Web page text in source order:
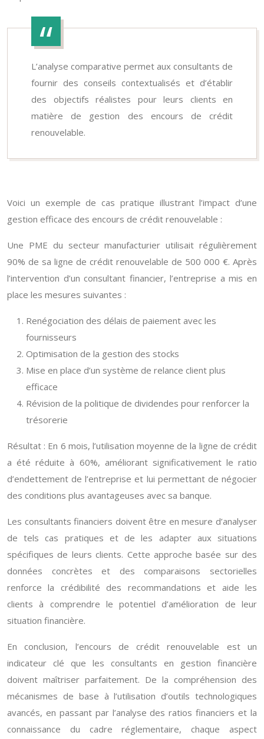
L’analyse comparative permet aux consultants de
fournir des conseils contextualisés et d’établir
des objectifs réalistes pour leurs clients en
matière de gestion des encours de crédit
renouvelable.
Voici un exemple de cas pratique illustrant l’impact d’une
gestion efficace des encours de crédit renouvelable :
Une PME du secteur manufacturier utilisait régulièrement
90% de sa ligne de crédit renouvelable de 500 000 €. Après
l’intervention d’un consultant financier, l’entreprise a mis en
place les mesures suivantes :
Renégociation des délais de paiement avec les
fournisseurs
Optimisation de la gestion des stocks
Mise en place d’un système de relance client plus
efficace
Révision de la politique de dividendes pour renforcer la
trésorerie
Résultat : En 6 mois, l’utilisation moyenne de la ligne de crédit
a été réduite à 60%, améliorant significativement le ratio
d’endettement de l’entreprise et lui permettant de négocier
des conditions plus avantageuses avec sa banque.
Les consultants financiers doivent être en mesure d’analyser
de tels cas pratiques et de les adapter aux situations
spécifiques de leurs clients. Cette approche basée sur des
données concrètes et des comparaisons sectorielles
renforce la crédibilité des recommandations et aide les
clients à comprendre le potentiel d’amélioration de leur
situation financière.
En conclusion, l’encours de crédit renouvelable est un
indicateur clé que les consultants en gestion financière
doivent maîtriser parfaitement. De la compréhension des
mécanismes de base à l’utilisation d’outils technologiques
avancés, en passant par l’analyse des ratios financiers et la
connaissance du cadre réglementaire, chaque aspect